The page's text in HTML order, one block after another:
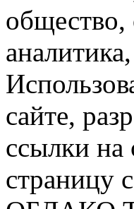
общество,
сайте,
ссылки на
страницу